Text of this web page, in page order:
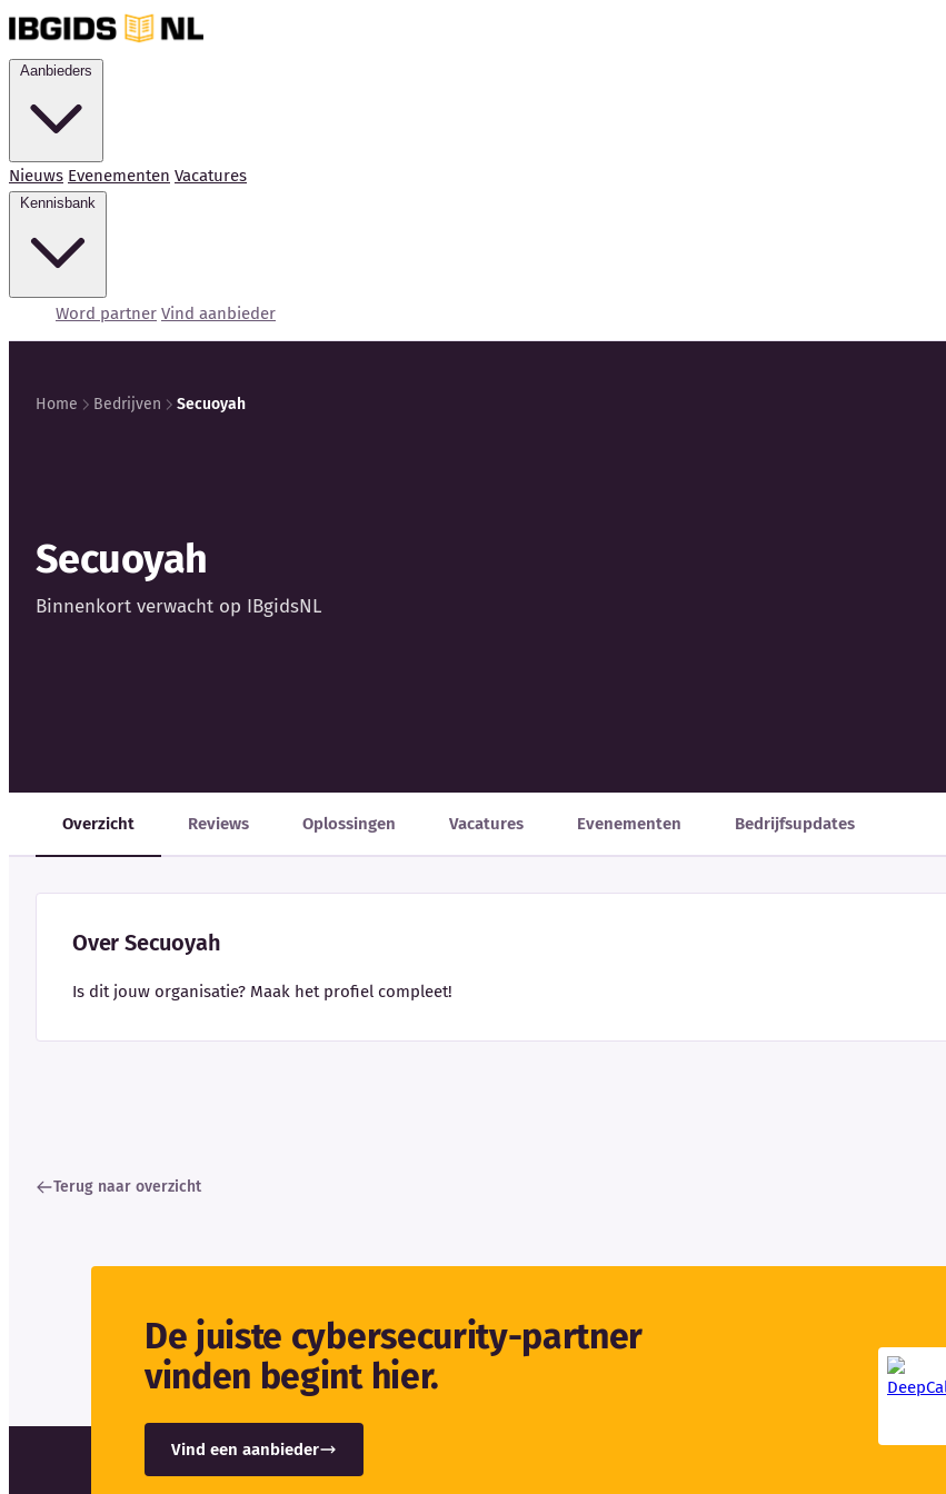
Nieuws Evenementen Vacatures
Word partner Vind aanbieder
Home Bedrijven Secuoyah
Secuoyah
Binnenkort verwacht op IBgidsNL
Overzicht Reviews Oplossingen Vacatures Evenementen Bedrijfsupdates
Over Secuoyah
Is dit jouw organisatie? Maak het profiel compleet!
Terug naar overzicht
De juiste cybersecurity-partner
vinden begint hier.
Vind een aanbieder